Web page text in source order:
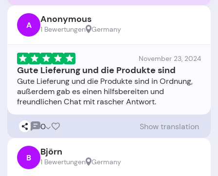
A Anonymous
1 Bewertungen Germany
November 23, 2024
Gute Lieferung und die Produkte sind
Gute Lieferung und die Produkte sind in Ordnung,
außerdem gab es einen hilfsbereiten und
0 Show translation
B Björn
1 Bewertungen Germany